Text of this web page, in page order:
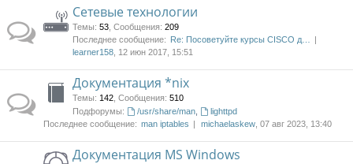
Сетевые технологии
Темы: 53 Сообщения: 209
Последнее сообщение: Re: Посоветуйте курсы CISCO д…
learner158 , 12 июн 2017, 15:51
Документация *nix
Темы: 142 Сообщения: 510
Подфорумы:
/usr/share/man,
lighttpd
Последнее сообщение: man iptables michaelaskew , 07 авг 2023, 13:40
Документация MS Windows